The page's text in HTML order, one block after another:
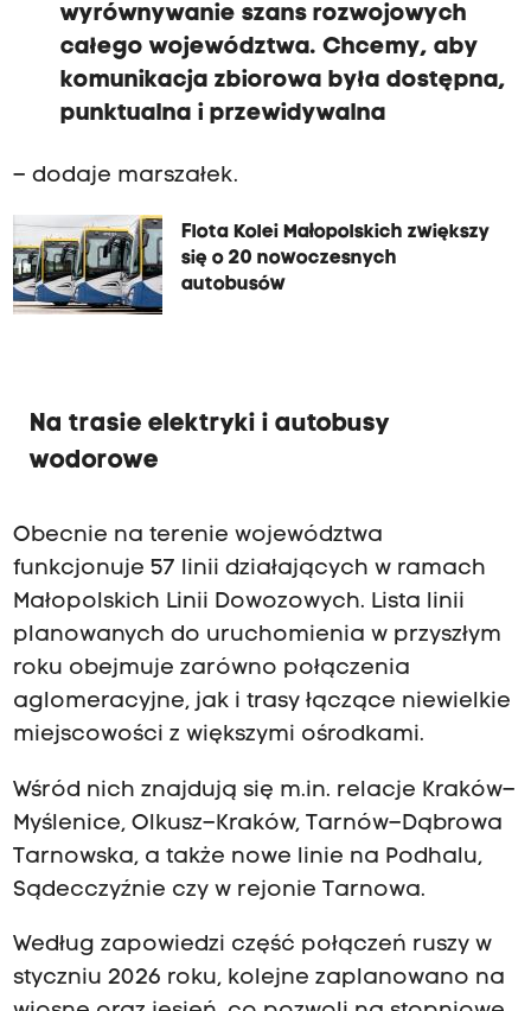
wyrównywanie szans rozwojowych
całego województwa. Chcemy, aby
komunikacja zbiorowa była dostępna,
punktualna i przewidywalna
– dodaje marszałek.
Flota Kolei Małopolskich zwiększy
się o 20 nowoczesnych
autobusów
Na trasie elektryki i autobusy
wodorowe
Obecnie na terenie województwa
funkcjonuje 57 linii działających w ramach
Małopolskich Linii Dowozowych. Lista linii
planowanych do uruchomienia w przyszłym
roku obejmuje zarówno połączenia
aglomeracyjne, jak i trasy łączące niewielkie
miejscowości z większymi ośrodkami.
Wśród nich znajdują się m.in. relacje Kraków–
Myślenice, Olkusz–Kraków, Tarnów–Dąbrowa
Tarnowska, a także nowe linie na Podhalu,
Sądecczyźnie czy w rejonie Tarnowa.
Według zapowiedzi część połączeń ruszy w
styczniu 2026 roku, kolejne zaplanowano na